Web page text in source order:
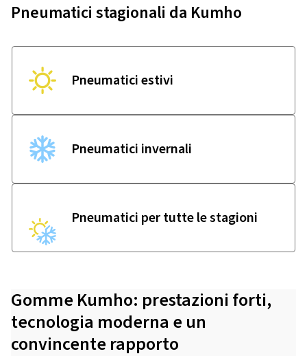
Pneumatici stagionali da Kumho
Pneumatici estivi
Pneumatici invernali
Pneumatici per tutte le stagioni
Gomme Kumho: prestazioni forti,
tecnologia moderna e un
convincente rapporto